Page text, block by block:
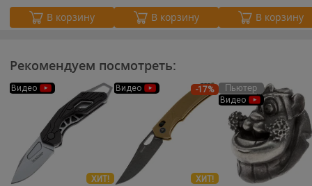
В корзину В корзину В корзину
Рекомендуем посмотреть:
Видео
ХИТ!
-17%
Видео
ХИТ!
Пьютер
Видео